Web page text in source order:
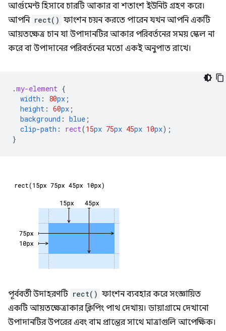
আর্গুমেন্ট হিসাবে চারটি আকার বা শতাংশ ইউনিট গ্রহণ করে।
আপনি rect() ফাংশন চয়ন করতে পারেন যখন আপনি একটি
আয়তক্ষেত্র চান যা উপাদানটির আকার পরিবর্তনের সময় স্কেল না
করে বা উপাদানের পরিবর্তনের মতো একই অনুপাত রাখে।
.my-element {
width : 80px ;
height : 60px ;
background : blue ;
clip-path : rect(15px 75px 45px 10px);
}
পূর্ববর্তী উদাহরণটি rect() ফাংশন ব্যবহার করে সংজ্ঞায়িত
একটি আয়তক্ষেত্রাকার ক্লিপিং পাথ দেখায়। ডায়াগ্রামে দেখানো
উপাদানটির উপরের এবং বাম প্রান্তের সাথে মাত্রাগুলি আপেক্ষিক।